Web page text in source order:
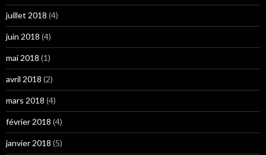
juillet 2018 (4)
juin 2018 (4)
mai 2018 (1)
avril 2018 (2)
mars 2018 (4)
février 2018 (4)
janvier 2018 (5)